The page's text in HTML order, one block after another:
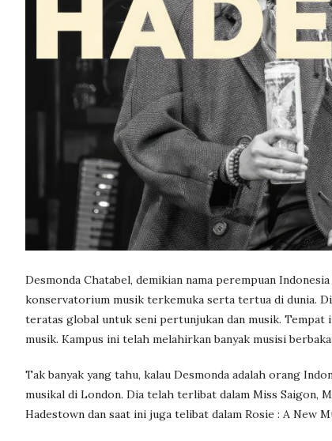
Desmonda Chatabel, demikian nama perempuan
konservatorium musik terkemuka serta tertua di dunia.
teratas global untuk seni pertunjukan dan musik.
musik. Kampus ini telah melahirkan banyak musisi
Tak banyak yang tahu, kalau Desmonda adalah orang
musikal di London. Dia telah terlibat dalam Miss Saigon,
Hadestown dan saat ini juga telibat dalam Rosie : A New